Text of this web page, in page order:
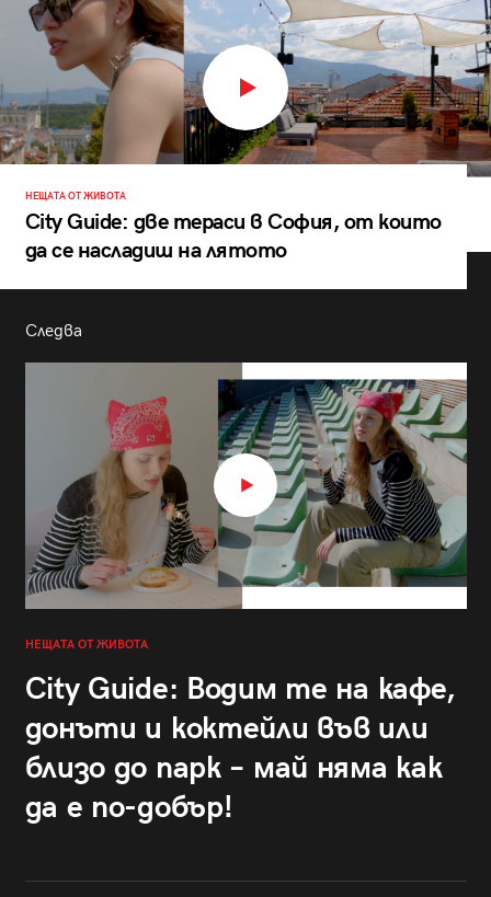
НЕЩАТА ОТ ЖИВОТА
City Guide: две тераси в София, от които
да се насладиш на лятото
Следва
НЕЩАТА ОТ ЖИВОТА
City Guide: Водим те на кафе,
донъти и коктейли във или
близо до парк – май няма как
да е по-добър!